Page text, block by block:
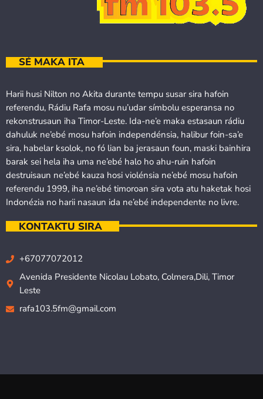
SÉ MAKA ITA
Harii husi Nilton no Akita durante tempu susar sira hafoin
referendu, Rádiu Rafa mosu nu’udar símbolu esperansa no
rekonstrusaun iha Timor-Leste. Ida-ne’e maka estasaun rádiu
dahuluk ne’ebé mosu hafoin independénsia, halibur foin-sa’e
sira, habelar ksolok, no fó lian ba jerasaun foun, maski bainhira
barak sei hela iha uma ne’ebé halo ho ahu-ruin hafoin
destruisaun ne’ebé kauza hosi violénsia ne’ebé mosu hafoin
referendu 1999, iha ne’ebé timoroan sira vota atu haketak hosi
Indonézia no harii nasaun ida ne’ebé independente no livre.
KONTAKTU SIRA
+67077072012
Avenida Presidente Nicolau Lobato, Colmera,Dili, Timor
Leste
rafa103.5fm@gmail.com